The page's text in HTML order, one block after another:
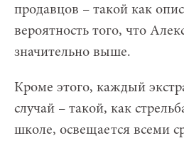
продавцов – такой как
вероятность того, что
значительно выше.
Кроме этого, каждый
случай – такой, как
школе, освещается всеми